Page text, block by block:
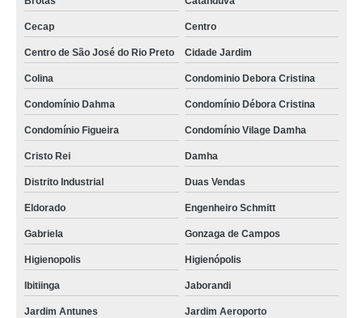
Cecap Centro
Centro de São José do Rio Preto Cidade Jardim
Colina Condominio Debora Cristina
Condomínio Dahma Condomínio Débora Cristina
Condomínio Figueira Condomínio Vilage Damha
Cristo Rei Damha
Distrito Industrial Duas Vendas
Eldorado Engenheiro Schmitt
Gabriela Gonzaga de Campos
Higienopolis Higienópolis
Ibitiinga Jaborandi
Jardim Antunes Jardim Aeroporto